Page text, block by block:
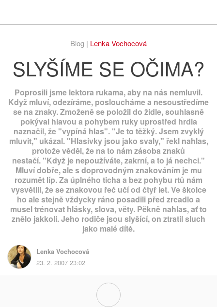
Blog | Lenka Vochocová
SLYŠÍME SE OČIMA?
Poprosili jsme lektora rukama, aby na nás nemluvil.
Když mluví, odezíráme, posloucháme a nesoustředíme
se na znaky. Zmoženě se položil do židle, souhlasně
pokýval hlavou a pohybem ruky uprostřed hrdla
naznačil, že "vypíná hlas". "Je to těžký. Jsem zvyklý
mluvit," ukázal. "Hlasivky jsou jako svaly," řekl nahlas,
protože věděl, že na to nám zásoba znaků
nestačí. "Když je nepoužíváte, zakrní, a to já nechci."
Mluví dobře, ale s doprovodným znakováním je mu
rozumět líp. Za úplného ticha a bez pohybu rtů nám
vysvětlil, že se znakovou řeč učí od čtyř let. Ve školce
ho ale stejně vždycky ráno posadili před zrcadlo a
musel trénovat hlásky, slova, věty. Pěkně nahlas, ať to
znělo jakkoli. Jeho rodiče jsou slyšící, on ztratil sluch
jako malé dítě.
Lenka Vochocová
23. 2. 2007 23:02